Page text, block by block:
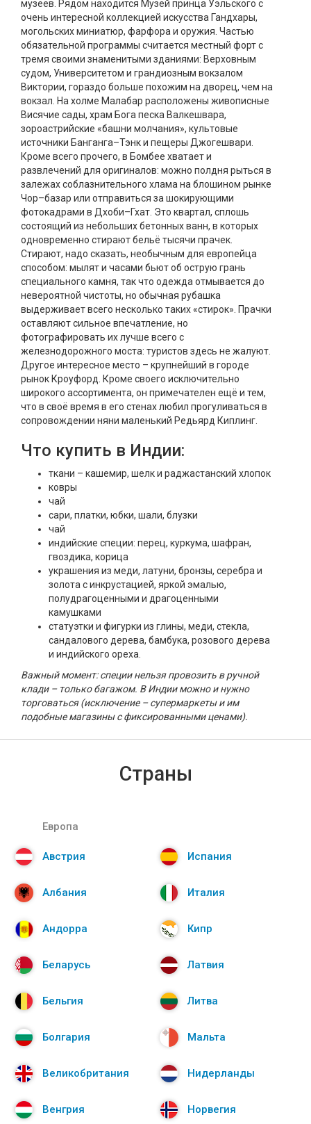
музеев. Рядом находится Музей принца Уэльского с
очень интересной коллекцией искусства Гандхары,
могольских миниатюр, фарфора и оружия. Частью
обязательной программы считается местный форт с
тремя своими знаменитыми зданиями: Верховным
судом, Университетом и грандиозным вокзалом
Виктории, гораздо больше похожим на дворец, чем на
вокзал. На холме Малабар расположены живописные
Висячие сады, храм Бога песка Валкешвара,
зороастрийские «башни молчания», культовые
источники Банганга–Тэнк и пещеры Джогешвари.
Кроме всего прочего, в Бомбее хватает и
развлечений для оригиналов: можно полдня рыться в
залежах соблазнительного хлама на блошином рынке
Чор–базар или отправиться за шокирующими
фотокадрами в Дхоби–Гхат. Это квартал, сплошь
состоящий из небольших бетонных ванн, в которых
одновременно стирают бельё тысячи прачек.
Стирают, надо сказать, необычным для европейца
способом: мылят и часами бьют об острую грань
специального камня, так что одежда отмывается до
невероятной чистоты, но обычная рубашка
выдерживает всего несколько таких «стирок». Прачки
оставляют сильное впечатление, но
фотографировать их лучше всего с
железнодорожного моста: туристов здесь не жалуют.
Другое интересное место – крупнейший в городе
рынок Кроуфорд. Кроме своего исключительно
широкого ассортимента, он примечателен ещё и тем,
что в своё время в его стенах любил прогуливаться в
сопровождении няни маленький Редьярд Киплинг.
Что купить в Индии:
ткани – кашемир, шелк и раджастанский хлопок
ковры
чай
сари, платки, юбки, шали, блузки
чай
индийские специи: перец, куркума, шафран,
гвоздика, корица
украшения из меди, латуни, бронзы, серебра и
золота с инкрустацией, яркой эмалью,
полудрагоценными и драгоценными
камушками
статуэтки и фигурки из глины, меди, стекла,
сандалового дерева, бамбука, розового дерева
и индийского ореха.
Важный момент: специи нельзя провозить в ручной
клади – только багажом. В Индии можно и нужно
торговаться (исключение – супермаркеты и им
подобные магазины с фиксированными ценами).
Страны
Европа
Австрия
Албания
Андорра
Беларусь
Бельгия
Болгария
Великобритания
Венгрия
Испания
Италия
Кипр
Латвия
Литва
Мальта
Нидерланды
Норвегия